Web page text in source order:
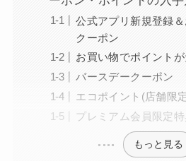
公式アプリ新規登録
クーポン
お買い物でポイント
バースデークーポン
エコポイント(店舗限
プレミアム会員限定特
もっと見る